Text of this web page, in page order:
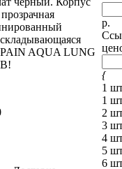
AQUA LUNG
р.
{
1
1
2
3
4
5
6